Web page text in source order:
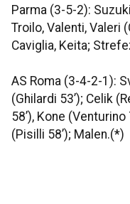
Parma (3-5-2):
Troilo, Valenti, Valeri
Caviglia, Keita;
AS Roma (3-4-2-1):
(Ghilardi 53’); Celik
58’), Kone (Venturino
(Pisilli 58’); Malen.(*)